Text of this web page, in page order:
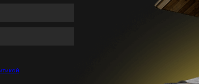
Хозяйственные постройки